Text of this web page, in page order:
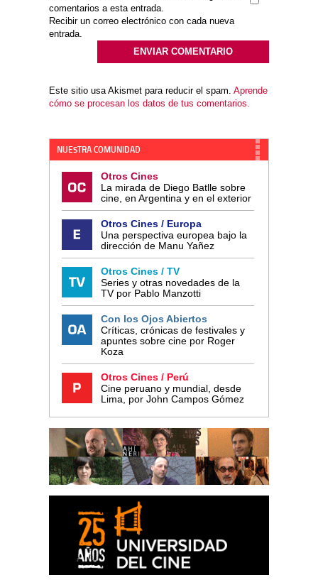
comentarios a esta entrada.
Recibir un correo electrónico con cada nueva
entrada.
Este sitio usa Akismet para reducir el spam. Aprende
cómo se procesan los datos de tus comentarios.
NUESTRA COMUNIDAD
Otros Cines
La mirada de Diego Batlle sobre
cine, en Argentina y en el exterior
Otros Cines / Europa
Una perspectiva europea bajo la
dirección de Manu Yañez
Otros Cines / TV
Series y otras novedades de la
TV por Pablo Manzotti
Con los Ojos Abiertos
Críticas, crónicas de festivales y
apuntes sobre cine por Roger
Koza
Otros Cines / Perú
Cine peruano y mundial, desde
Lima, por John Campos Gómez